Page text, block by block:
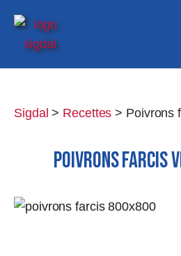
Sigdal > Recettes > Poivrons
POIVRONS FARCIS